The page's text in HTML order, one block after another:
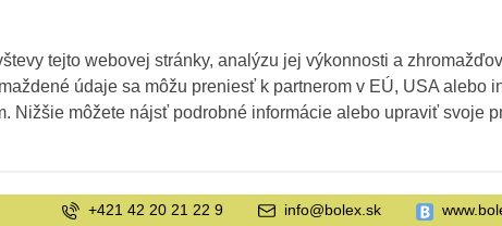
+421 42 20 21 22 9 info@bolex.sk
tejto webovej stránky, analýzu jej výkonnosti a
údaje sa môžu preniesť k partnerom v EÚ, USA alebo
Nižšie môžete nájsť podrobné informácie alebo upraviť svoje